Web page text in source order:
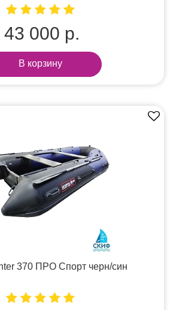
43 000 р.
В корзину
370 ПРО Спорт черн/син